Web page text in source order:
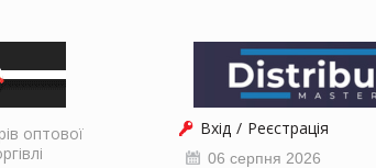
оптової
Вхід Реєстрація
06 серпня 2026